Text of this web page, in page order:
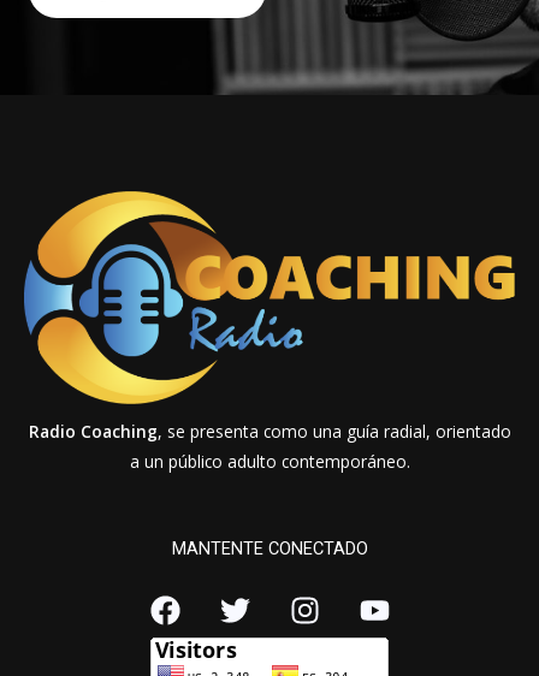
Radio Coaching, se presenta como una guía radial, orientado
a un público adulto contemporáneo.
MANTENTE CONECTADO